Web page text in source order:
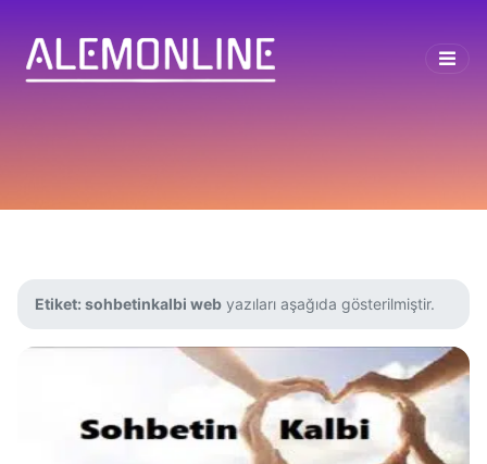
Etiket: sohbetinkalbi web yazıları aşağıda gösterilmiştir.